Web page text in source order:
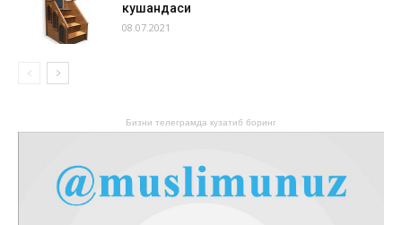
кушандаси
08.07.2021
Бизни телеграмда кузатиб боринг